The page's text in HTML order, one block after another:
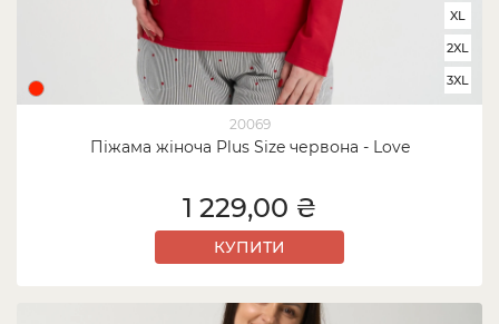
20069
Піжама жіноча Plus Size червона - Love
XL
2XL
3XL
1 229,00 ₴
КУПИТИ